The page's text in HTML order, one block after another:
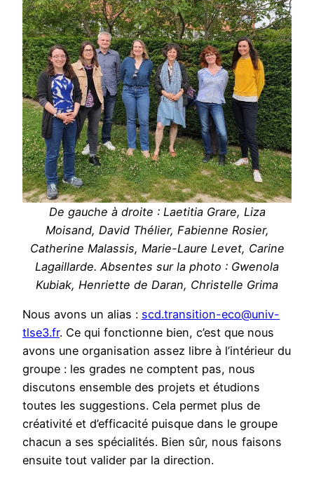
De gauche à droite : Laetitia Grare, Liza
Moisand, David Thélier, Fabienne Rosier,
Catherine Malassis, Marie-Laure Levet, Carine
Lagaillarde. Absentes sur la photo : Gwenola
Kubiak, Henriette de Daran, Christelle Grima
Nous avons un alias : scd.transition-eco@univ-
tlse3.fr. Ce qui fonctionne bien, c’est que nous
avons une organisation assez libre à l’intérieur du
groupe : les grades ne comptent pas, nous
discutons ensemble des projets et étudions
toutes les suggestions. Cela permet plus de
créativité et d’efficacité puisque dans le groupe
chacun a ses spécialités. Bien sûr, nous faisons
ensuite tout valider par la direction.